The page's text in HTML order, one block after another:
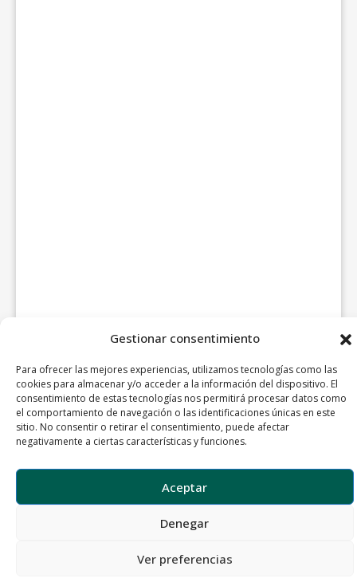
Gestionar consentimiento
Para ofrecer las mejores experiencias, utilizamos tecnologías como las
cookies para almacenar y/o acceder a la información del dispositivo. El
consentimiento de estas tecnologías nos permitirá procesar datos como
el comportamiento de navegación o las identificaciones únicas en este
sitio. No consentir o retirar el consentimiento, puede afectar
negativamente a ciertas características y funciones.
Aceptar
Denegar
Ver preferencias